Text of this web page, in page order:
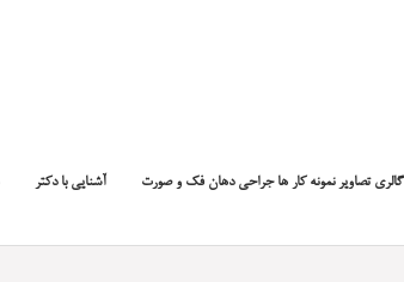
گالری تصاویر نمونه کار ها جراحی دهان فک و صورت آشنایی با دکتر